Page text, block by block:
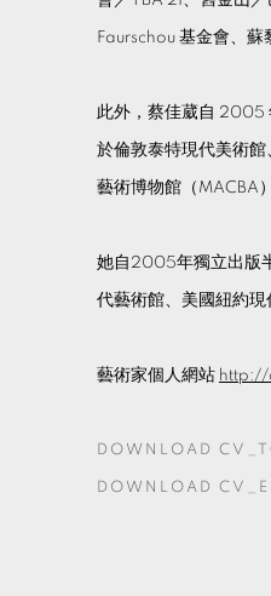
Faurschou 基金會、蘇
此外，蔡佳葳自 2005
於倫敦泰特現代美術
藝術博物館（MACBA
她自2005年獨立出版
代藝術館、美國紐約現
藝術家個人網站
DOWNLOAD
(PDF, OPENS IN A
DOWNLOAD